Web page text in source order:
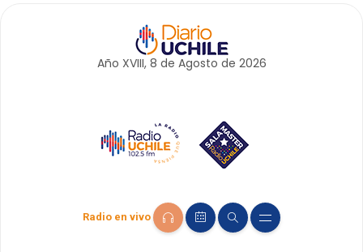
Año XVIII, 8 de Agosto de 2026
Radio en vivo